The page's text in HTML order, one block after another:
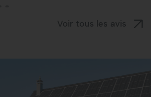
Voir tous les avis